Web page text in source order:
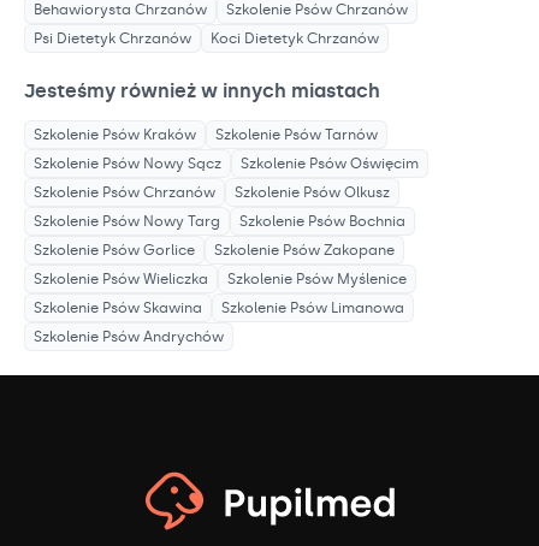
Behawiorysta Chrzanów Szkolenie Psów Chrzanów
Psi Dietetyk Chrzanów Koci Dietetyk Chrzanów
Jesteśmy również w innych miastach
Szkolenie Psów Kraków Szkolenie Psów Tarnów
Szkolenie Psów Nowy Sącz Szkolenie Psów Oświęcim
Szkolenie Psów Chrzanów Szkolenie Psów Olkusz
Szkolenie Psów Nowy Targ Szkolenie Psów Bochnia
Szkolenie Psów Gorlice Szkolenie Psów Zakopane
Szkolenie Psów Wieliczka Szkolenie Psów Myślenice
Szkolenie Psów Skawina Szkolenie Psów Limanowa
Szkolenie Psów Andrychów